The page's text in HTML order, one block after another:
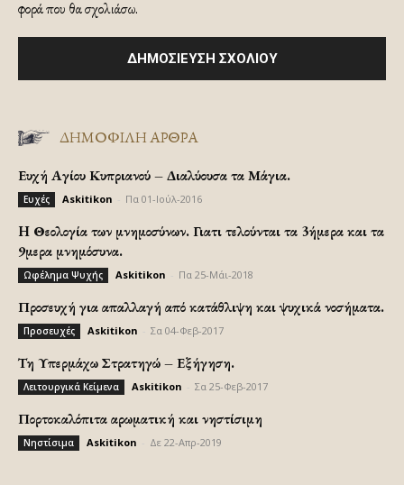
φορά που θα σχολιάσω.
ΔΗΜΟΦΙΛΗ ΑΡΘΡΑ
Ευχή Αγίου Κυπριανού – Διαλύουσα τα Μάγια.
Ευχές Askitikon Πα 01-Ιούλ-2016
H Θεολογία των μνημοσύνων. Γιατι τελούνται τα 3ήμερα και τα
9μερα μνημόσυνα.
Ωφέλημα Ψυχής Askitikon Πα 25-Μάι-2018
Προσευχή για απαλλαγή από κατάθλιψη και ψυχικά νοσήματα.
Προσευχές Askitikon Σα 04-Φεβ-2017
Τη Υπερμάχω Στρατηγώ – Εξήγηση.
Λειτουργικά Κείμενα Askitikon Σα 25-Φεβ-2017
Πορτοκαλόπιτα αρωματική και νηστίσιμη
Νηστίσιμα Askitikon Δε 22-Απρ-2019